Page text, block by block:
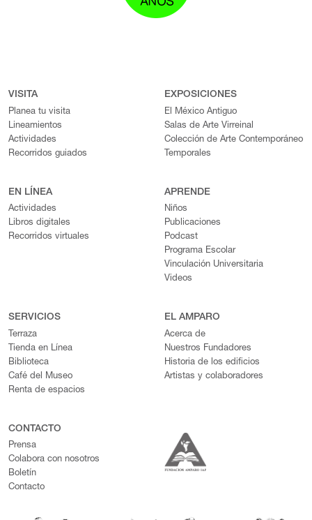
VISITA
Planea tu visita
Lineamientos
Actividades
Recorridos guiados
EXPOSICIONES
El México Antiguo
Salas de Arte Virreinal
Colección de Arte Contemporáneo
Temporales
EN LÍNEA
Actividades
Libros digitales
Recorridos virtuales
APRENDE
Niños
Publicaciones
Podcast
Programa Escolar
Vinculación Universitaria
Videos
SERVICIOS
Terraza
Tienda en Línea
Biblioteca
Café del Museo
Renta de espacios
EL AMPARO
Acerca de
Nuestros Fundadores
Historia de los edificios
Artistas y colaboradores
CONTACTO
Prensa
Colabora con nosotros
Boletín
Contacto